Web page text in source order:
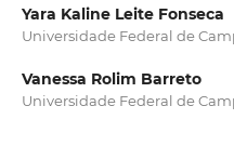
Yara Kaline Leite Fonseca
Universidade Federal de
Vanessa Rolim Barreto
Universidade Federal de